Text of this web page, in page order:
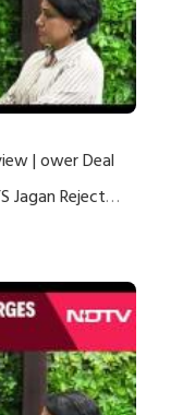
| ower Deal
Jagan Rejects